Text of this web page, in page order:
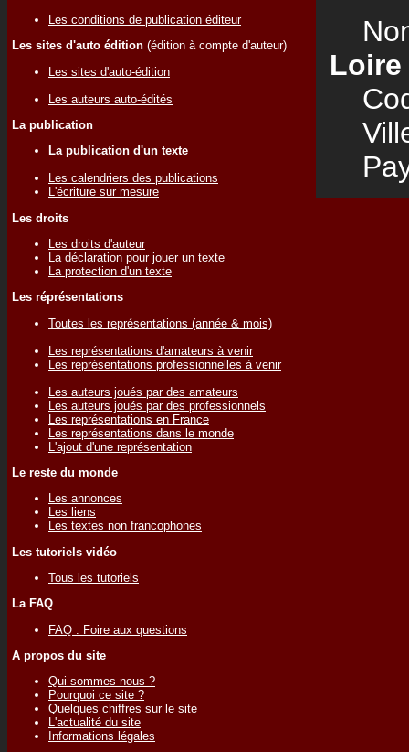
Les conditions de publication éditeur
Les sites d'auto édition (édition à compte d'auteur)
Les sites d'auto-édition
Les auteurs auto-édités
La publication
La publication d'un texte
Les calendriers des publications
L'écriture sur mesure
Les droits
Les droits d'auteur
La déclaration pour jouer un texte
La protection d'un texte
Les réprésentations
Toutes les représentations (année & mois)
Les représentations d'amateurs à venir
Les représentations professionnelles à venir
Les auteurs joués par des amateurs
Les auteurs joués par des professionnels
Les représentations en France
Les représentations dans le monde
L'ajout d'une représentation
Le reste du monde
Les annonces
Les liens
Les textes non francophones
Les tutoriels vidéo
Tous les tutoriels
La FAQ
FAQ : Foire aux questions
A propos du site
Qui sommes nous ?
Pourquoi ce site ?
Quelques chiffres sur le site
L'actualité du site
Informations légales
Loire